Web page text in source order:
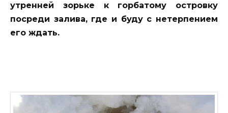
утренней зорьке к горбатому островку
посреди залива, где и буду с нетерпением
его ждать.